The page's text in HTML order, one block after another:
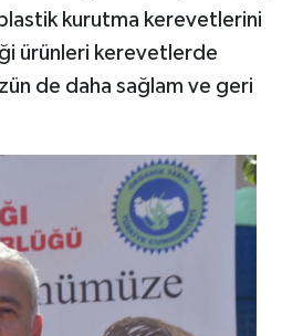
kurutma kerevetlerini
ürünleri kerevetlerde
de daha sağlam ve geri